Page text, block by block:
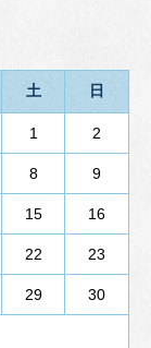
土 日
1 2
8 9
15 16
22 23
29 30